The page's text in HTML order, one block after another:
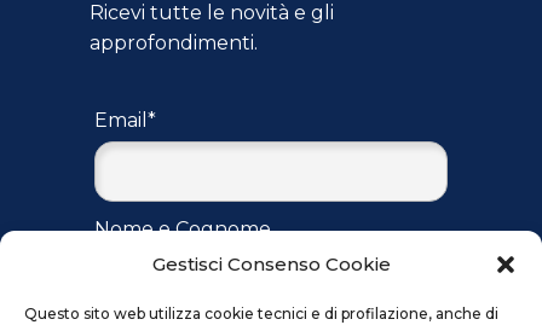
Gestisci Consenso Cookie
Questo sito web utilizza cookie tecnici e di profilazione, anche di
Ricevi tutte le novità e gli
approfondimenti.
Email*
Nome e Cognome